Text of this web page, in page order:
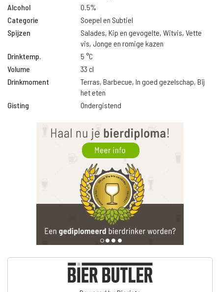
Alcohol
0.5%
Categorie
Soepel en Subtiel
Spijzen
Salades, Kip en gevogelte, Witvis, Vette
vis, Jonge en romige kazen
Drinktemp.
5 °C
Volume
33 cl
Drinkmoment
Terras, Barbecue, In goed gezelschap, Bij
het eten
Gisting
Ondergistend